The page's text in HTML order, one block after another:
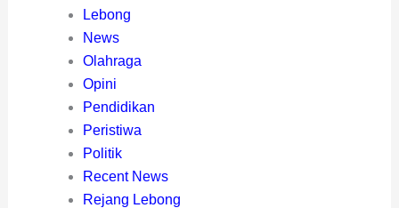
Lebong
News
Olahraga
Opini
Pendidikan
Peristiwa
Politik
Recent News
Rejang Lebong